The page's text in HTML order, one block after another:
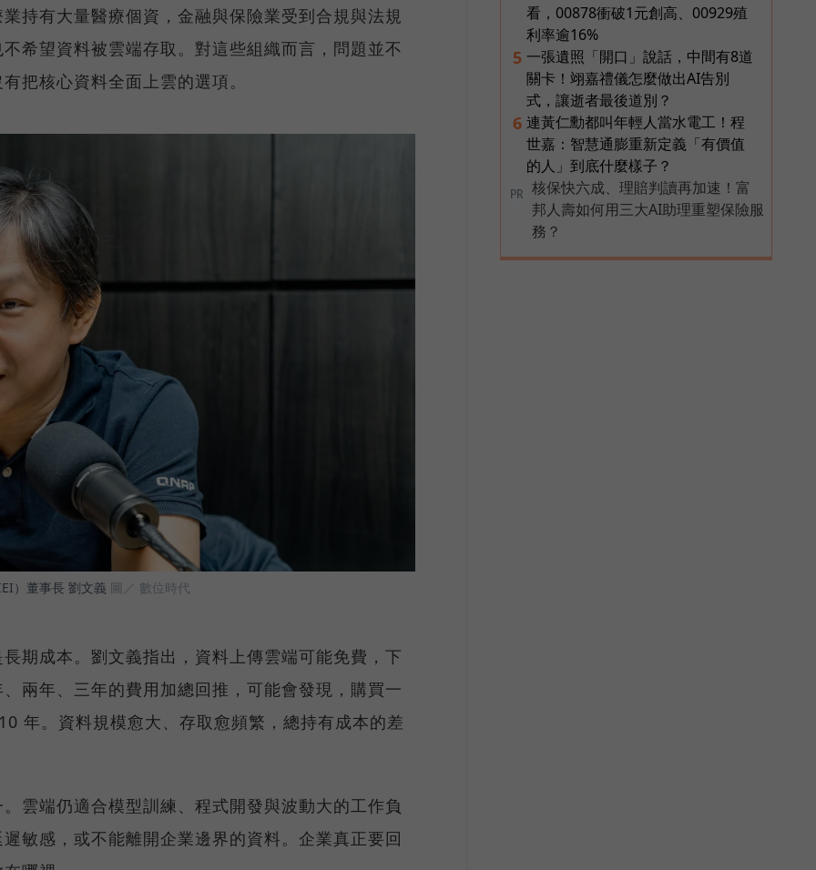
持有大量醫療個資，金融與保險業受到合規與法規
希望資料被雲端存取。對這些組織而言，問題並不
把核心資料全面上雲的選項。
）董事長 劉文義 圖／ 數位時代
期成本。劉文義指出，資料上傳雲端可能免費，下
兩年、三年的費用加總回推，可能會發現，購買一
年。資料規模愈大、存取愈頻繁，總持有成本的差
雲端仍適合模型訓練、程式開發與波動大的工作負
敏感，或不能離開企業邊界的資料。企業真正要回
看，00878衝破1元創高、00929殖
利率逾16%
5 一張遺照「開口」說話，中間有8道
關卡！翊嘉禮儀怎麼做出AI告別
式，讓逝者最後道別？
6 連黃仁勳都叫年輕人當水電工！程
世嘉：智慧通膨重新定義「有價值
的人」到底什麼樣子？
PR
核保快六成、理賠判讀再加速！富
邦人壽如何用三大AI助理重塑保險服
務？